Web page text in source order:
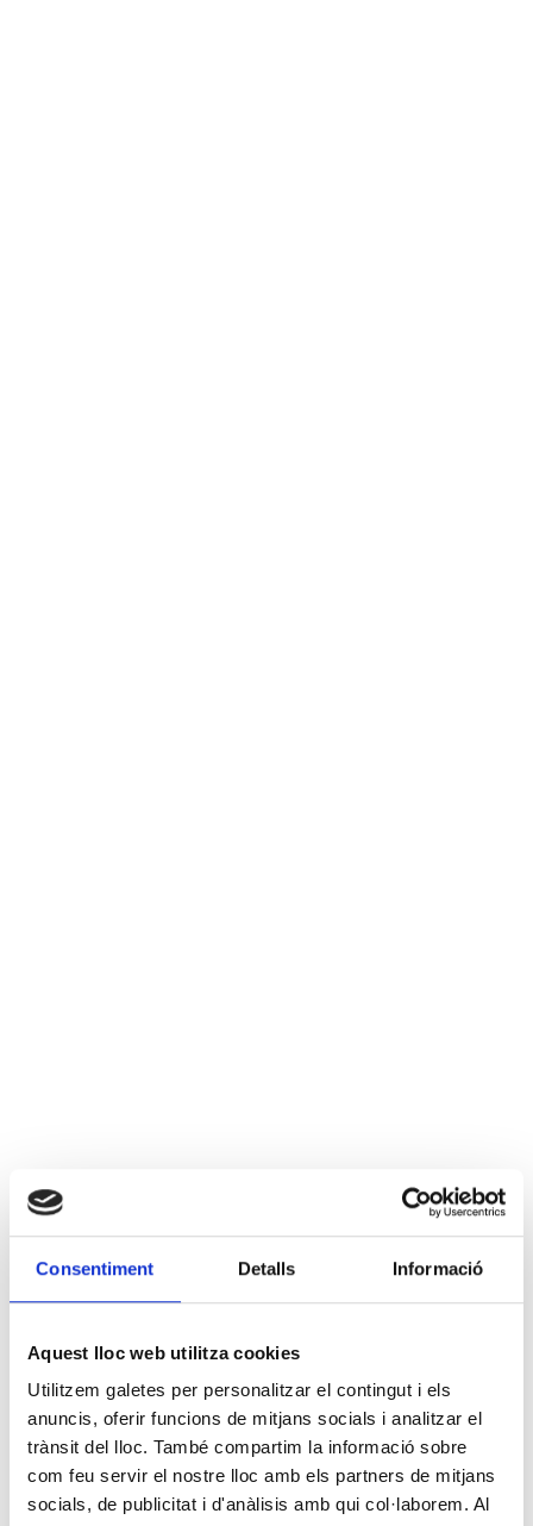
Consentiment Detalls Informació
Aquest lloc web utilitza cookies
Utilitzem galetes per personalitzar el contingut i els
anuncis, oferir funcions de mitjans socials i analitzar el
trànsit del lloc. També compartim la informació sobre
com feu servir el nostre lloc amb els partners de mitjans
socials, de publicitat i d'anàlisis amb qui col·laborem. Al